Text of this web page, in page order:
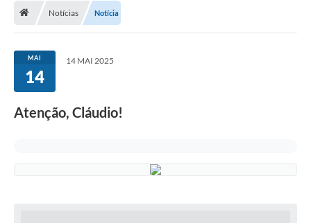
Notícias Notícia
MAI
14
14 MAI 2025
Atenção, Cláudio!